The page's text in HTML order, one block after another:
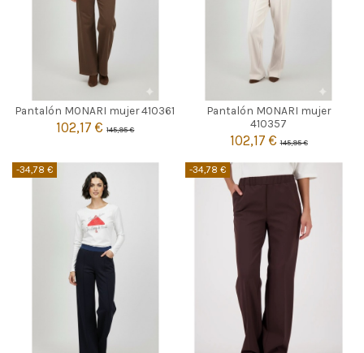
Pantalón MONARI mujer 410361
102,17 €145,95 €
MARRON
36 40 42
Pantalón MONARI mujer
410357
102,17 €145,95 €
42

Añadir al carrito
-34,78 €
-34,78 €